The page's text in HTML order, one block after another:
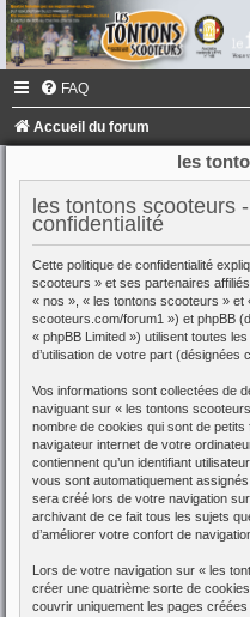
FAQ
Accueil du forum
les
les tontons scooteurs
confidentialité
Cette politique de confidentialité
scooteurs » et ses partenaires
« nos », « les tontons scooteurs » et
scooteurs.com/forum1 ») et phpBB
« phpBB Limited ») utilisent toutes
d’utilisation de votre part (désignées
Vos informations sont collectées de
naviguant sur « les tontons
nombre de cookies qui sont de
navigateur internet de votre
contiennent qu’un identifiant
vous sont automatiquement
sera créé lors de votre navigation
archivant de ce fait tous les sujets
d’améliorer votre confort de
Lors de votre navigation sur « les
créer une quatrième sorte de
couvrir uniquement les pages